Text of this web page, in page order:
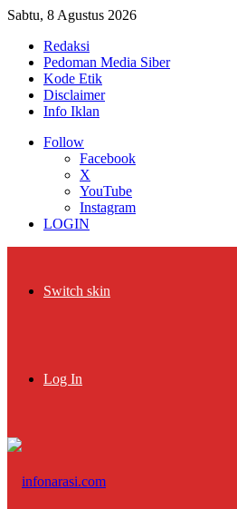
Sabtu, 8 Agustus 2026
Redaksi
Pedoman Media Siber
Kode Etik
Disclaimer
Info Iklan
Follow
Facebook
X
YouTube
Instagram
LOGIN
Switch skin
Log In